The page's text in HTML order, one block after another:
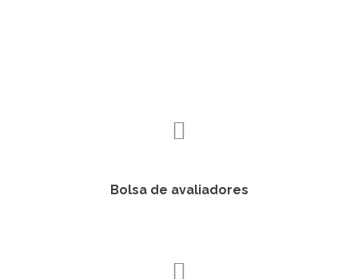
Bolsa de avaliadores